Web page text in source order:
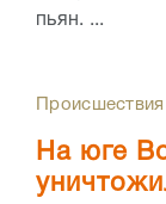
пьян. ...
Происшествия
На юге